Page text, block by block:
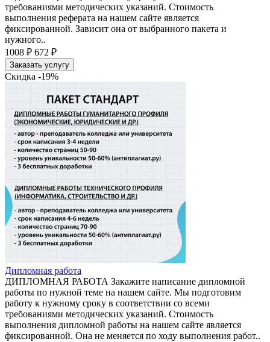
требованиями методических указаний. Стоимость
выполнения реферата на нашем сайте является
фиксированной. Зависит она от выбранного пакета и
нужного..
1008 ₽ 672 ₽
Заказать услугу
Скидка -19%
Дипломная работа
ДИПЛОМНАЯ РАБОТА Закажите написание дипломной
работы по нужной теме на нашем сайте. Мы подготовим
работу к нужному сроку в соответствии со всеми
требованиями методических указаний. Стоимость
выполнения дипломной работы на нашем сайте является
фиксированной. Она не меняется по ходу выполнения работ..